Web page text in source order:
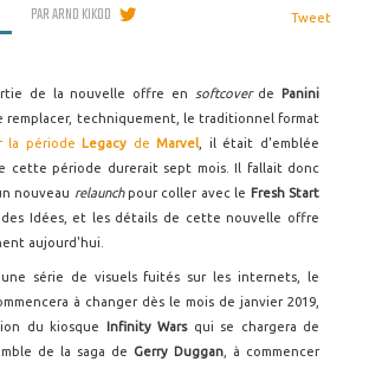
PARARNO KIKOO Tweet
de la nouvelle offre en softcover de Panini
remplacer, techniquement, le traditionnel format
la période Legacy deMarvel , il était d'emblée
cette période durerait sept mois. Il fallait donc
nouveau relaunchpour coller avec le Fresh Start
des Idées, et les détails de cette nouvelle offre
aujourd'hui.
série de visuels fuités sur les internets, le
à changer dès le mois de janvier 2019,
du kiosque
Infinity Wars qui se chargera de
de la saga de Gerry Duggan , à commencer